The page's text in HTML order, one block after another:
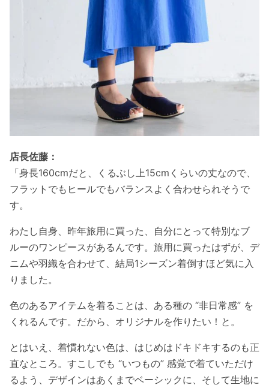
店長佐藤：
「身長160cmだと、くるぶし上15cmくらいの丈なので、
フラットでもヒールでもバランスよく合わせられそうで
す。
わたし自身、昨年旅用に買った、自分にとって特別なブ
ルーのワンピースがあるんです。旅用に買ったはずが、デ
ニムや羽織を合わせて、結局1シーズン着倒すほど気に入
りました。
色のあるアイテムを着ることは、ある種の “非日常感” を
くれるんです。だから、オリジナルを作りたい！と。
とはいえ、着慣れない色は、はじめはドキドキするのも正
直なところ。すこしでも “いつもの” 感覚で着ていただけ
るよう、デザインはあくまでベーシックに、そして生地に